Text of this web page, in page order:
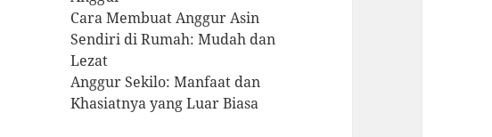
Cara Membuat Anggur Asin
Sendiri di Rumah: Mudah dan
Lezat
Anggur Sekilo: Manfaat dan
Khasiatnya yang Luar Biasa